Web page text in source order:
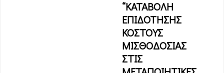
“ΚΑΤΑΒΟΛΗ
ΕΠΙΔΟΤΗΣΗΣ
ΚΟΣΤΟΥΣ
ΜΙΣΘΟΔΟΣΙΑΣ
ΣΤΙΣ